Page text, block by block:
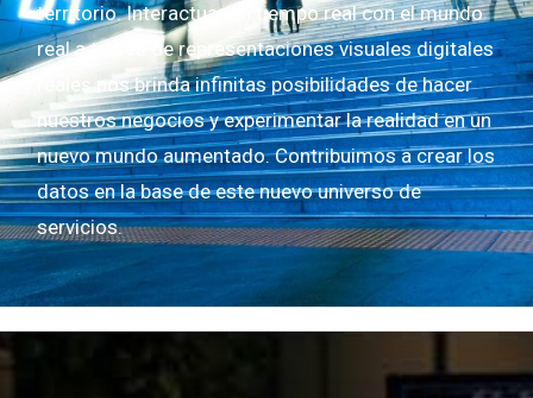
territorio. Interactuar en tiempo real con el mundo
real a través de representaciones visuales digitales
reales nos brinda infinitas posibilidades de hacer
nuestros negocios y experimentar la realidad en un
nuevo mundo aumentado. Contribuimos a crear los
datos en la base de este nuevo universo de
servicios.